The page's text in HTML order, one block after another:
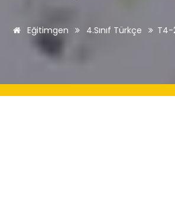
Eğitimgen 4.Sınıf Türkçe T4-